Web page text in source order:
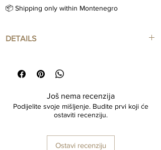
📦 Shipping only within Montenegro
DETAILS
DImension: 20.50x16.50 cm
Još nema recenzija
Podijelite svoje mišljenje. Budite prvi koji će
ostaviti recenziju.
Ostavi recenziju